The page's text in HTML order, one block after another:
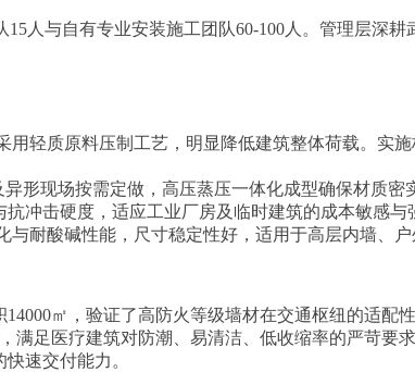
人与自有专业安装施工团队60-100人。管理层深
用轻质原料压制工艺，明显降低建筑整体荷载。
异形现场按需定做，高压蒸压一体化成型确保材质
冲击硬度，适应工业厂房及临时建筑的成本敏感与
与耐酸碱性能，尺寸稳定性好，适用于高层内墙、
㎡，验证了高防火等级墙材在交通枢纽的适配性
满足医疗建筑对防潮、易清洁、低收缩率的严苛要求
速交付能力。